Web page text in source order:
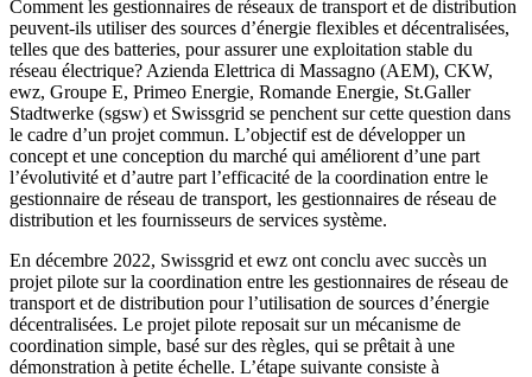
Comment les gestionnaires de réseaux de transport et de distribution
peuvent-ils utiliser des sources d’énergie flexibles et décentralisées,
telles que des batteries, pour assurer une exploitation stable du
réseau électrique? Azienda Elettrica di Massagno (AEM), CKW,
ewz, Groupe E, Primeo Energie, Romande Energie, St.Galler
Stadtwerke (sgsw) et Swissgrid se penchent sur cette question dans
le cadre d’un projet commun. L’objectif est de développer un
concept et une conception du marché qui améliorent d’une part
l’évolutivité et d’autre part l’efficacité de la coordination entre le
gestionnaire de réseau de transport, les gestionnaires de réseau de
distribution et les fournisseurs de services système.
En décembre 2022, Swissgrid et ewz ont conclu avec succès un
projet pilote sur la coordination entre les gestionnaires de réseau de
transport et de distribution pour l’utilisation de sources d’énergie
décentralisées. Le projet pilote reposait sur un mécanisme de
coordination simple, basé sur des règles, qui se prêtait à une
démonstration à petite échelle. L’étape suivante consiste à